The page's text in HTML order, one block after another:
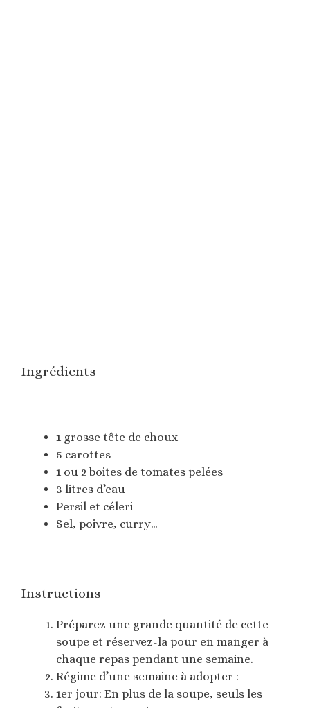
Ingrédients
1 grosse tête de choux
5 carottes
1 ou 2 boites de tomates pelées
3 litres d’eau
Persil et céleri
Sel, poivre, curry…
Instructions
Préparez une grande quantité de cette
soupe et réservez-la pour en manger à
chaque repas pendant une semaine.
Régime d’une semaine à adopter :
1er jour: En plus de la soupe, seuls les